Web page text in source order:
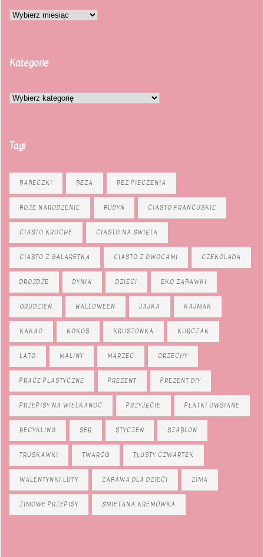
Kategorie
Tagi
BABECZKI BEZA BEZ PIECZENIA
BOŻE NARODZENIE BUDYŃ CIASTO FRANCUSKIE
CIASTO KRUCHE CIASTO NA ŚWIĘTA
CIASTO Z GALARETKĄ CIASTO Z OWOCAMI CZEKOLADA
DROŻDŻE DYNIA DZIECI EKO ZABAWKI
GRUDZIEŃ HALLOWEEN JAJKA KAJMAK
KAKAO KOKOS KRUSZONKA KURCZAK
LATO MALINY MARZEC ORZECHY
PRACE PLASTYCZNE PREZENT PREZENT DIY
PRZEPISY NA WIELKANOC PRZYJĘCIE PŁATKI OWSIANE
RECYKLING SER STYCZEŃ SZABLON
TRUSKAWKI TWARÓG TŁUSTY CZWARTEK
WALENTYNKI LUTY ZABAWA DLA DZIECI ZIMA
ZIMOWE PRZEPISY ŚMIETANA KREMÓWKA